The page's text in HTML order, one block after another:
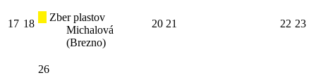
17 18
Zber plastov
Michalová
(Brezno)
20 21 22 23
26